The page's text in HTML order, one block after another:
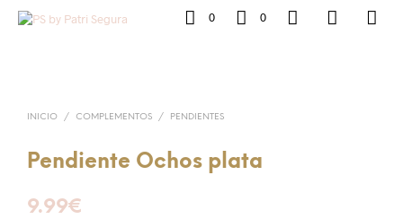
0 0
INICIO / COMPLEMENTOS / PENDIENTES
Pendiente Ochos plata
9.99€